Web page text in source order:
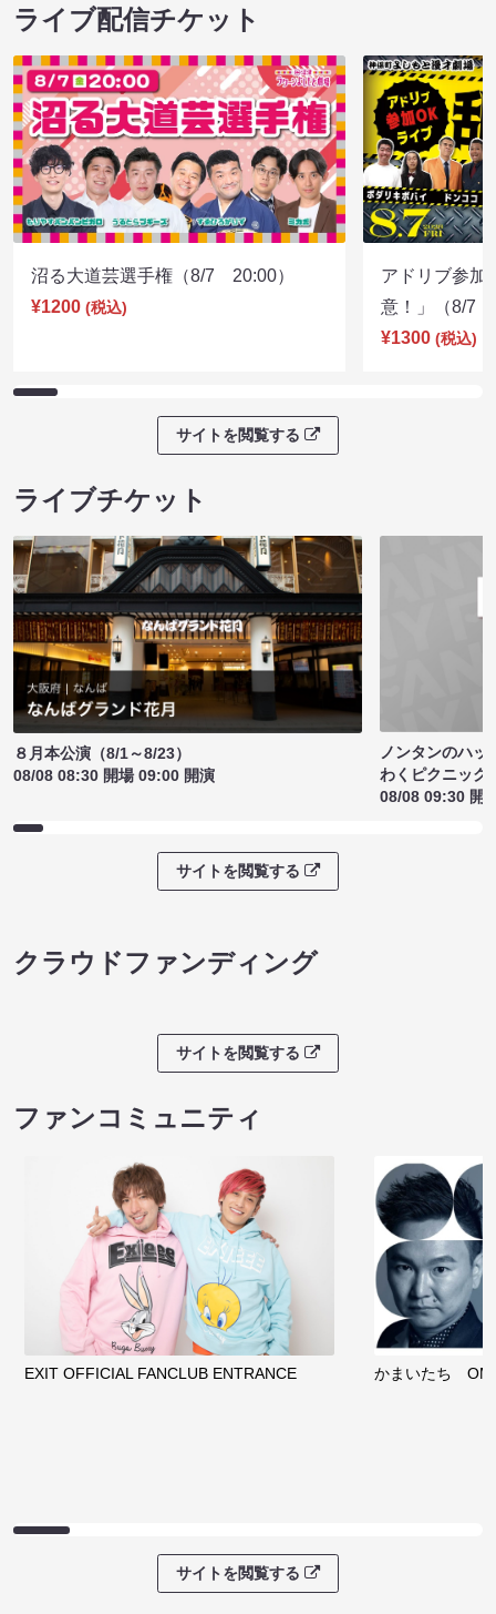
ライブ配信チケット
沼る大道芸選手権（8/7 20:00）
¥1200 (税込)
アドリブ参加
意！」（8/7
¥1300 (税込)
サイトを閲覧する
ライブチケット
８月本公演（8/1～8/23）
08/08 08:30 開場 09:00 開演
ノンタンのハッ
わくピクニック
08/08 09:30 開
サイトを閲覧する
クラウドファンディング
サイトを閲覧する
ファンコミュニティ
EXIT OFFICIAL FANCLUB ENTRANCE かまいたち
サイトを閲覧する